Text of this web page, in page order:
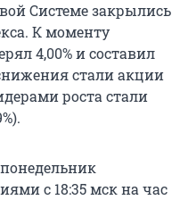
Системе закрылись
К моменту
4,00% и составил
стали акции
роста стали
с 18:35 мск на час